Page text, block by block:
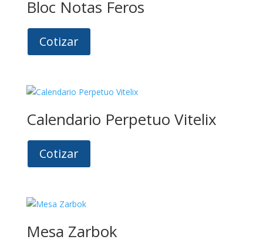
Bloc Notas Feros
Cotizar
Calendario Perpetuo Vitelix
Cotizar
Mesa Zarbok